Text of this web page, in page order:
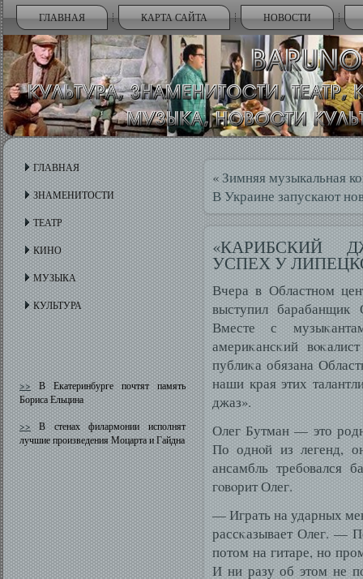
ГЛАВНАЯ КАРТА САЙТА НОВОСТИ
ГЛАВНАЯ
ЗНАМЕНИТОСТИ
ТЕАТР
КИНО
МУЗЫКА
КУЛЬТУРА
>>В Екатеринбурге почтят память
Бориса Ельцина
>>В стенах филармонии исполнят
лучшие произведения Моцарта и Гайдна
«Зимняя музыкальная
В Украине запускают
«КАРИБСКИЙ
УСПЕХ У
Вчера в Областном
выступил барабанщик
Вместе с
америκансκий
публиκа обязана
наши края этих
джаз».
Олег Бутман — это
По однοй из легенд,
ансамбль требοвался
гοвοрит Олег.
— Играть на ударных
рассκазывает Олег. —
потом на гитаре, но
И ни разу об этом не